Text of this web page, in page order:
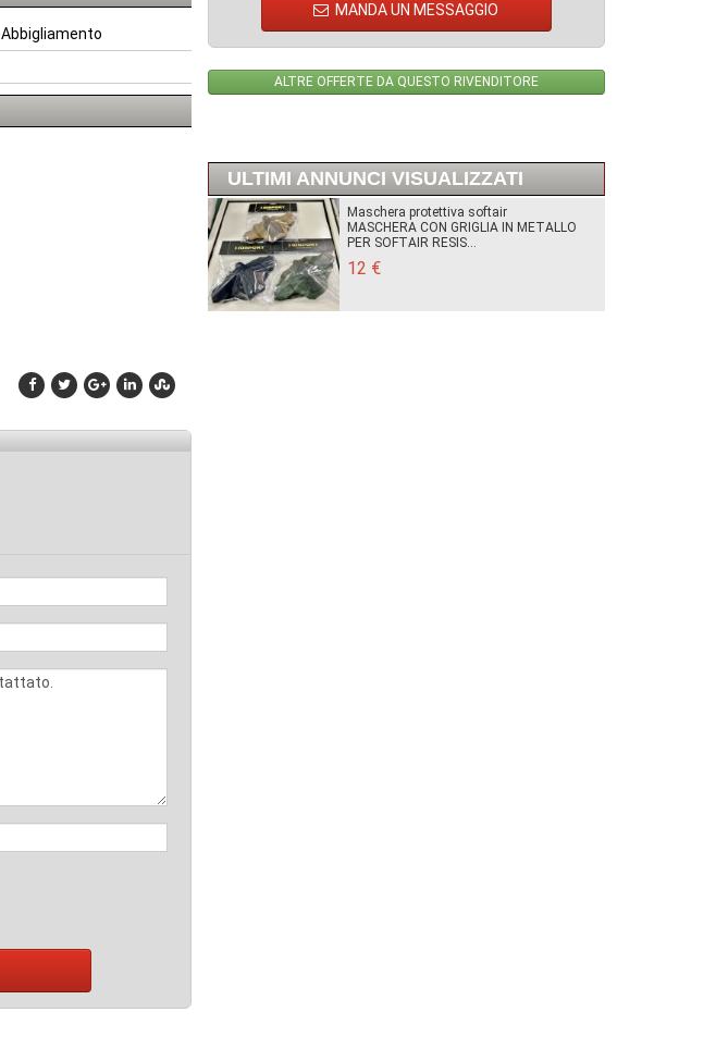
Abbigliamento
MANDA UN MESSAGGIO
ALTRE OFFERTE DA QUESTO RIVENDITORE
ULTIMI ANNUNCI VISUALIZZATI
Maschera protettiva softair
MASCHERA CON GRIGLIA IN METALLO
PER SOFTAIR RESIS...
12 €